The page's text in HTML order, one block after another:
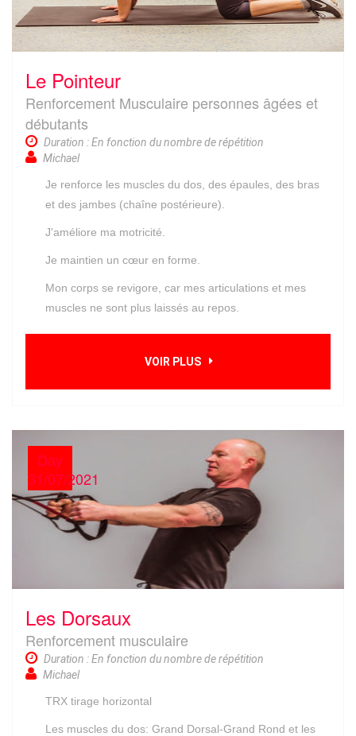
Le Pointeur
Renforcement Musculaire personnes âgées et
débutants
Duration : En fonction du nombre de répétition
Michael
Je renforce les muscles du dos, des épaules, des bras
et des jambes (chaîne postérieure).
J'améliore ma motricité.
Je maintien un cœur en forme.
Mon corps se revigore, car mes articulations et mes
muscles ne sont plus laissés au repos.
VOIR PLUS
Day
31/07/2021
Les Dorsaux
Renforcement musculaire
Duration : En fonction du nombre de répétition
Michael
TRX tirage horizontal
Les muscles du dos: Grand Dorsal-Grand Rond et les